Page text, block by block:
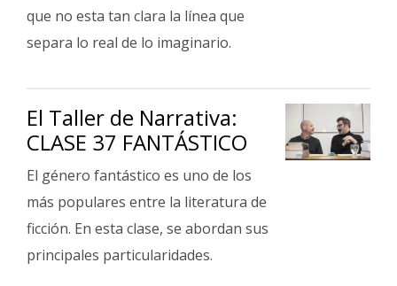
que no esta tan clara la línea que
separa lo real de lo imaginario.
El Taller de Narrativa:
CLASE 37 FANTÁSTICO
El género fantástico es uno de los
más populares entre la literatura de
ficción. En esta clase, se abordan sus
principales particularidades.